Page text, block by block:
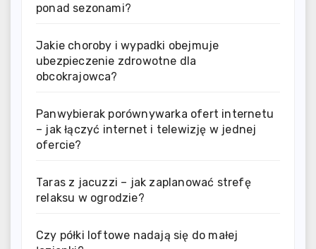
ponad sezonami?
Jakie choroby i wypadki obejmuje
ubezpieczenie zdrowotne dla
obcokrajowca?
Panwybierak porównywarka ofert internetu
– jak łączyć internet i telewizję w jednej
ofercie?
Taras z jacuzzi – jak zaplanować strefę
relaksu w ogrodzie?
Czy półki loftowe nadają się do małej